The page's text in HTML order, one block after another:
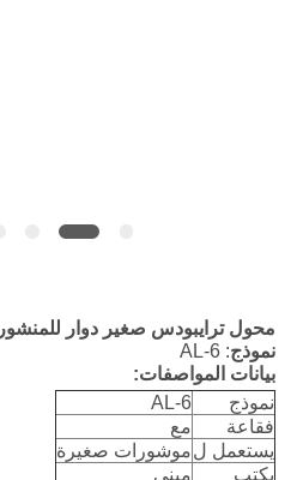
محول ترايبودس صغير دوار للمنشور
نموذج: AL-6
بيانات المواصفات:
نموذج
AL-6
فقاعة
مع
يستعمل لموشورات صغيرة
يكتب
ميني